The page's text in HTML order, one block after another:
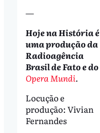
—
Hoje na História é
uma produção da
Radioagência
Brasil de Fato e do
Opera Mundi.
Locução e
produção: Vivian
Fernandes